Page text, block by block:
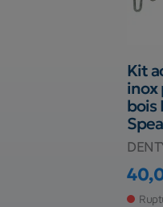
Kit
inox
bois
Prix